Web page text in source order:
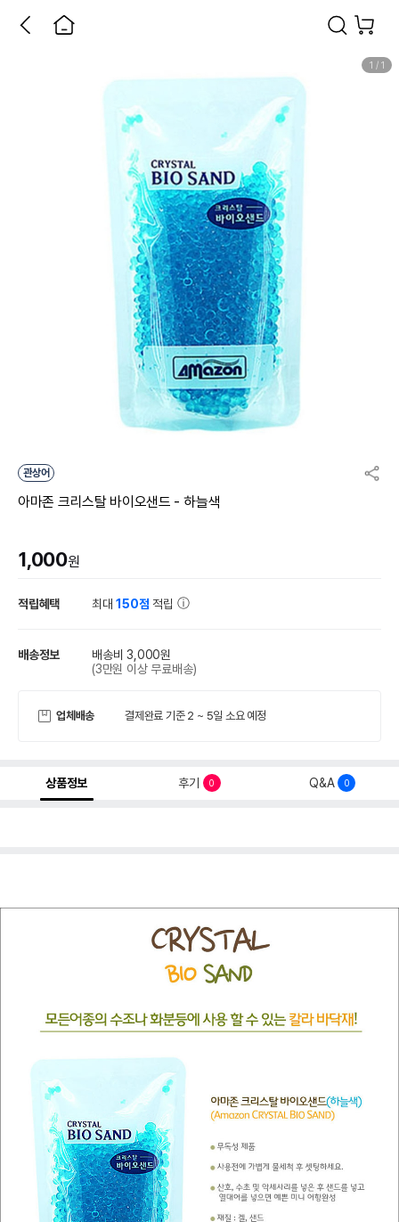
1 / 1
관상어
아마존 크리스탈 바이오샌드 - 하늘색
1,000원
적립혜택 최대150점 적립
배송정보
배송비 3,000원
(3만원 이상 무료배송)
업체배송 결제완료 기준 2 ~ 5일 소요 예정
상품정보 후기 0 Q&A 0